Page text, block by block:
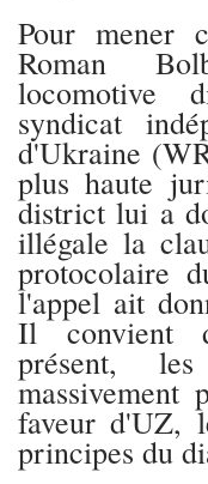
Pour mener
Roman
locomotive
syndicat
d'Ukraine
plus haute
district lui a
illégale la
protocolaire
l'appel ait
Il convient
présent,
massivement
faveur d'UZ,
principes du